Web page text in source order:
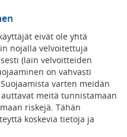
eivät ole yhtä
nojalla velvoitettuja
(lain velvoitteiden
on vahvasti
varten meidän
meitä tunnistamaan
riskejä. Tähän
koskevia tietoja ja